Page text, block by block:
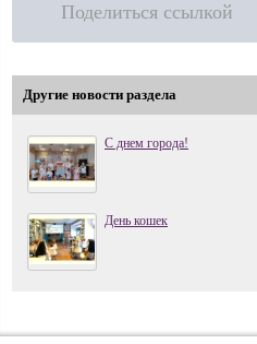
Поделиться ссылкой
Другие новости раздела
С днем города!
День кошек